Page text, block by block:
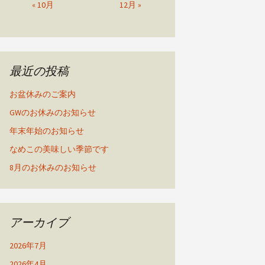
« 10月 12月 »
最近の投稿
お盆休みのご案内
GWのお休みのお知らせ
年末年始のお知らせ
なめこの美味しい季節です
8月のお休みのお知らせ
アーカイブ
2026年7月